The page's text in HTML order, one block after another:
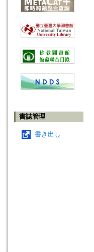
書誌管理
書き出し